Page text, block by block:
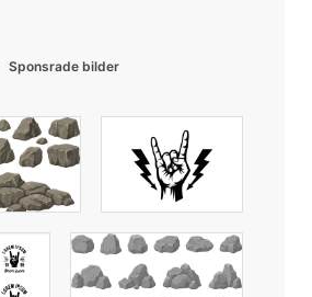
Sponsrade bilder